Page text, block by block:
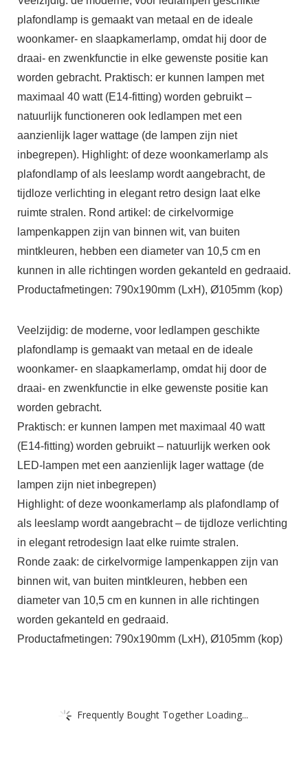
plafondlamp is gemaakt van metaal en de ideale
woonkamer- en slaapkamerlamp, omdat hij door de
draai- en zwenkfunctie in elke gewenste positie kan
worden gebracht. Praktisch: er kunnen lampen met
maximaal 40 watt (E14-fitting) worden gebruikt –
natuurlijk functioneren ook ledlampen met een
aanzienlijk lager wattage (de lampen zijn niet
inbegrepen). Highlight: of deze woonkamerlamp als
plafondlamp of als leeslamp wordt aangebracht, de
tijdloze verlichting in elegant retro design laat elke
ruimte stralen. Rond artikel: de cirkelvormige
lampenkappen zijn van binnen wit, van buiten
mintkleuren, hebben een diameter van 10,5 cm en
kunnen in alle richtingen worden gekanteld en gedraaid.
Productafmetingen: 790x190mm (LxH), Ø105mm (kop)
Veelzijdig: de moderne, voor ledlampen geschikte
plafondlamp is gemaakt van metaal en de ideale
woonkamer- en slaapkamerlamp, omdat hij door de
draai- en zwenkfunctie in elke gewenste positie kan
worden gebracht.
Praktisch: er kunnen lampen met maximaal 40 watt
(E14-fitting) worden gebruikt – natuurlijk werken ook
LED-lampen met een aanzienlijk lager wattage (de
lampen zijn niet inbegrepen)
Highlight: of deze woonkamerlamp als plafondlamp of
als leeslamp wordt aangebracht – de tijdloze verlichting
in elegant retrodesign laat elke ruimte stralen.
Ronde zaak: de cirkelvormige lampenkappen zijn van
binnen wit, van buiten mintkleuren, hebben een
diameter van 10,5 cm en kunnen in alle richtingen
worden gekanteld en gedraaid.
Productafmetingen: 790x190mm (LxH), Ø105mm (kop)
Frequently Bought Together Loading...